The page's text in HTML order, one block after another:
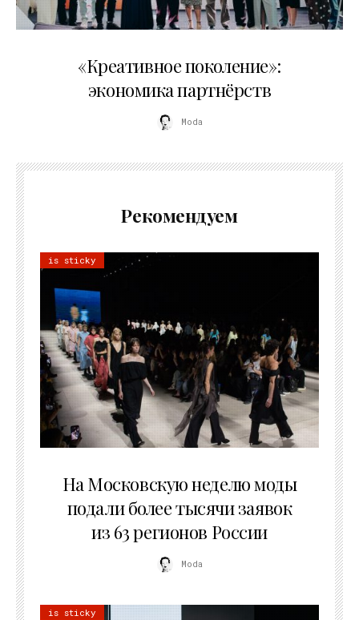
«Креативное поколение»:
экономика партнёрств
Moda
Рекомендуем
is sticky
На Московскую неделю моды
подали более тысячи заявок
из 63 регионов России
Moda
is sticky